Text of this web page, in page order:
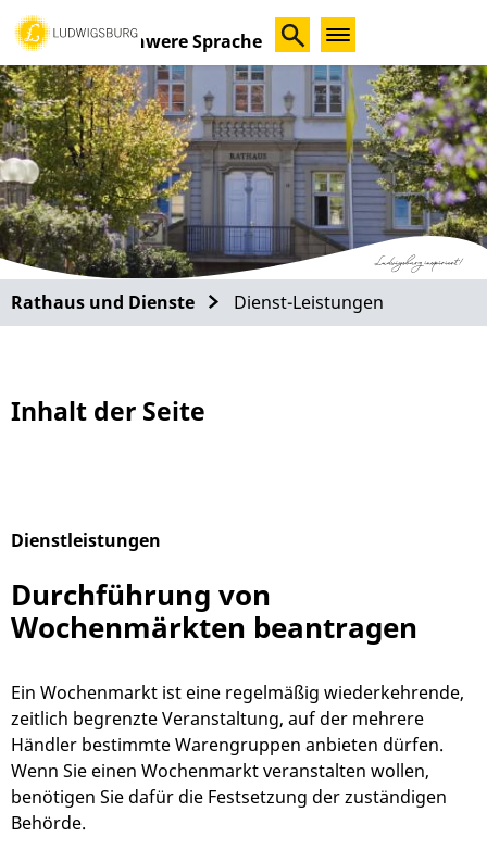
Schwere Sprache
Rathaus und Dienste Dienst-Leistungen
Inhalt der Seite
Dienstleistungen
Durchführung von
Wochenmärkten beantragen
Ein Wochenmarkt ist eine regelmäßig wiederkehrende,
zeitlich begrenzte Veranstaltung, auf der mehrere
Händler bestimmte Warengruppen anbieten dürfen.
Wenn Sie einen Wochenmarkt veranstalten wollen,
benötigen Sie dafür die Festsetzung der zuständigen
Behörde.